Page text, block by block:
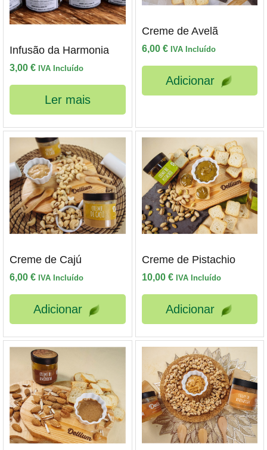
Infusão da Harmonia
3,00 € IVA Incluído
Ler mais
Creme de Avelã
6,00 € IVA Incluído
Adicionar
Creme de Cajú
6,00 € IVA Incluído
Adicionar
Creme de Pistachio
10,00 € IVA Incluído
Adicionar